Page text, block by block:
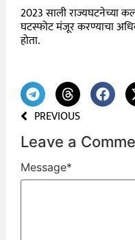
2023 साली राज्यघटनेच्या
घटस्फोट मंजूर करण्याचा
होता.
PREVIOUS
Leave a
Message*